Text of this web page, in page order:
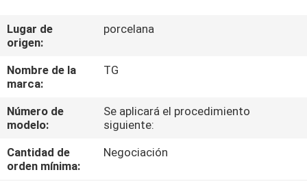
SOBRE
NOSOTROS
VIAJE
DE
LA
FÁBRICA
Lugar de
origen:
porcelana
Nombre de la
marca:
TG
Número de
modelo:
Se aplicará el procedimiento
siguiente:
Cantidad de
orden mínima:
Negociación